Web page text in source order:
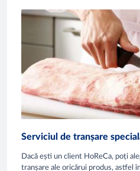
Serviciul de tranșare
Dacă ești un client HoReCa, poți
tranșare ale oricărui produs, astfel